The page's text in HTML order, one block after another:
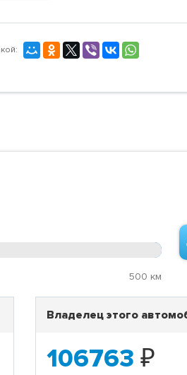
500 км
Владелец этого
106763 ₽